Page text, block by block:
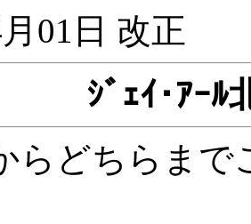
01日 改正
ｼﾞｪｲ･ｱｰﾙ
らどちらまで